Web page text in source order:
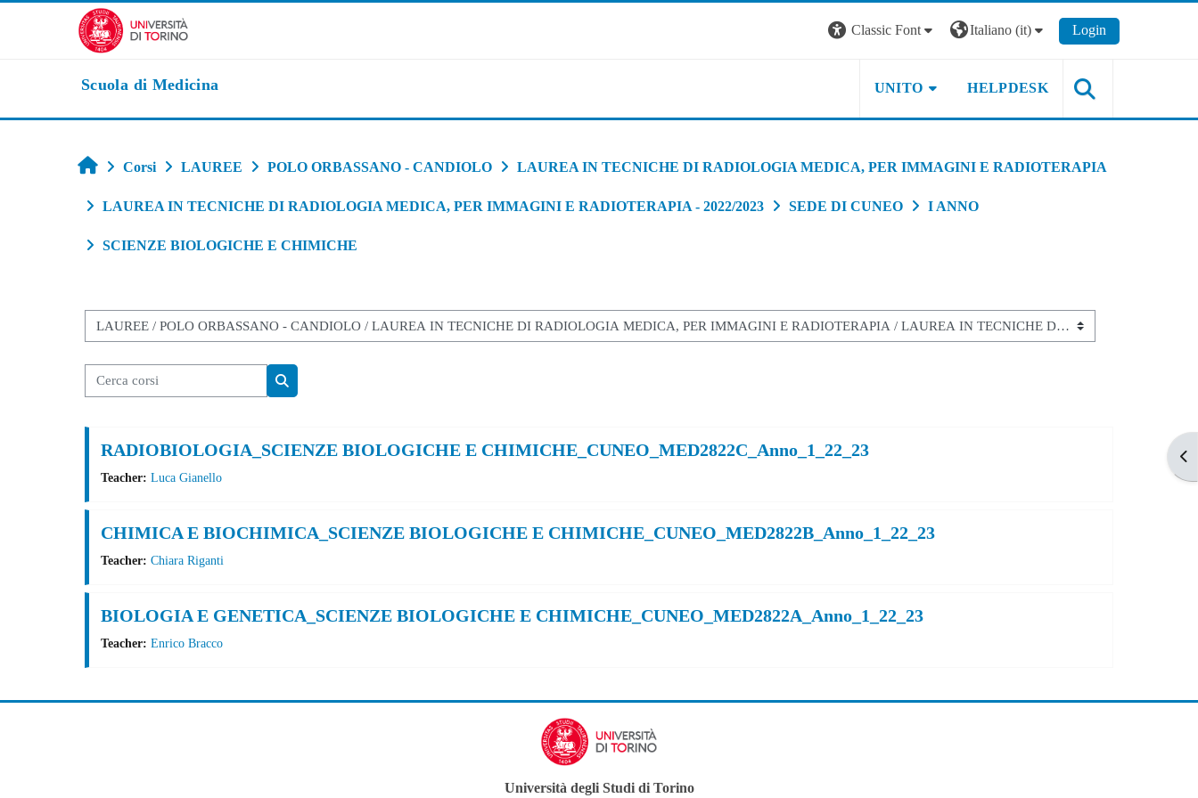
Vai al contenuto principale
Classic Font
Italiano ‎(it)‎ Login
Scuola di Medicina UNITO HELPDESK
Home
Corsi LAUREE POLO ORBASSANO - CANDIOLO LAUREA IN TECNICHE DI RADIOLOGIA MEDICA, PER IMMAGINI E RADIOTERAPIA
LAUREA IN TECNICHE DI RADIOLOGIA MEDICA, PER IMMAGINI E RADIOTERAPIA - 2022/2023 SEDE DI CUNEO I ANNO
SCIENZE BIOLOGICHE E CHIMICHE
Categorie di corso
Cerca corsi
RADIOBIOLOGIA_SCIENZE BIOLOGICHE E CHIMICHE_CUNEO_MED2822C_Anno_1_22_23
Teacher: Luca Gianello
CHIMICA E BIOCHIMICA_SCIENZE BIOLOGICHE E CHIMICHE_CUNEO_MED2822B_Anno_1_22_23
Teacher: Chiara Riganti
BIOLOGIA E GENETICA_SCIENZE BIOLOGICHE E CHIMICHE_CUNEO_MED2822A_Anno_1_22_23
Teacher: Enrico Bracco
Università degli Studi di Torino